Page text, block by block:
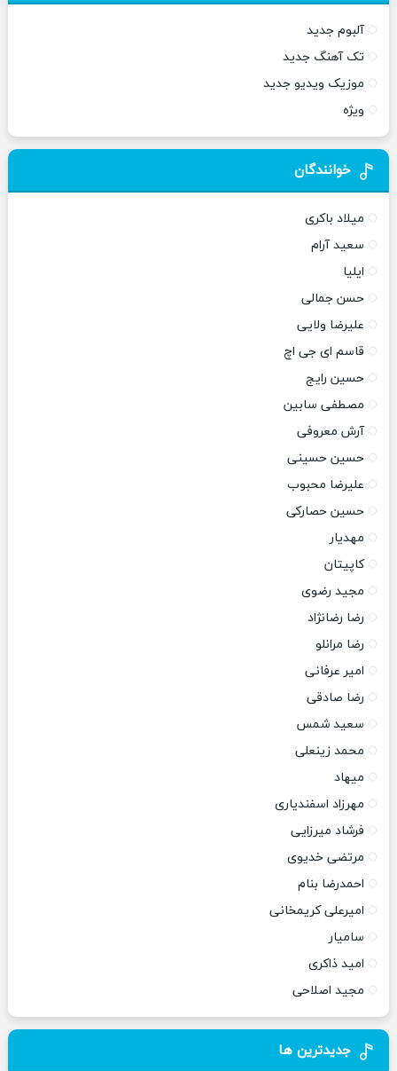
آلبوم جدید
تک آهنگ جدید
موزیک ویدیو جدید
ویژه
خوانندگان
میلاد باکری
سعید آرام
ایلیا
حسن جمالی
علیرضا ولایی
قاسم ای جی اچ
حسین رایج
مصطفی سابین
آرش معروفی
حسین حسینی
علیرضا محبوب
حسین حصارکی
مهدیار
کاپیتان
مجید رضوی
رضا رضانژاد
رضا مرانلو
امیر عرفانی
رضا صادقی
سعید شمس
محمد زینعلی
میهاد
مهرزاد اسفندیاری
فرشاد میرزایی
مرتضی خدیوی
احمدرضا بنام
امیرعلی کریمخانی
سامیار
امید ذاکری
مجید اصلاحی
جدیدترین ها